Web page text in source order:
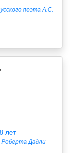
поэта А.С.
лет
Роберта Дадли